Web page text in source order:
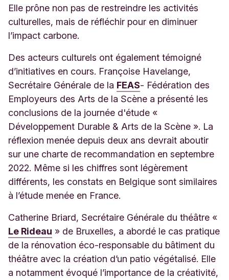
Elle prône non pas de restreindre les activités
culturelles, mais de réfléchir pour en diminuer
l’impact carbone.
Des acteurs culturels ont également témoigné
d’initiatives en cours. Françoise Havelange,
Secrétaire Générale de la FEAS- Fédération des
Employeurs des Arts de la Scène a présenté les
conclusions de la journée d'étude «
Développement Durable & Arts de la Scène ». La
réflexion menée depuis deux ans devrait aboutir
sur une charte de recommandation en septembre
2022. Même si les chiffres sont légèrement
différents, les constats en Belgique sont similaires
à l’étude menée en France.
Catherine Briard, Secrétaire Générale du théâtre «
Le Rideau » de Bruxelles, a abordé le cas pratique
de la rénovation éco-responsable du bâtiment du
théâtre avec la création d’un patio végétalisé. Elle
a notamment évoqué l’importance de la créativité,